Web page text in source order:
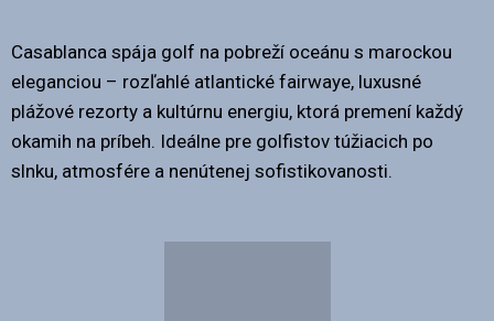
Casablanca spája golf na pobreží oceánu s marockou
eleganciou – rozľahlé atlantické fairwaye, luxusné
plážové rezorty a kultúrnu energiu, ktorá premení každý
okamih na príbeh. Ideálne pre golfistov túžiacich po
slnku, atmosfére a nenútenej sofistikovanosti.